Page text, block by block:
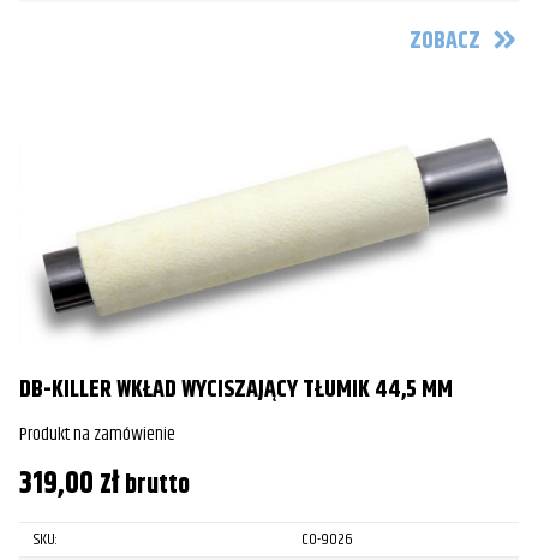
ZOBACZ
DB-KILLER WKŁAD WYCISZAJĄCY TŁUMIK 44,5 MM
Produkt na zamówienie
319,00złbrutto
SKU:
CO-9026